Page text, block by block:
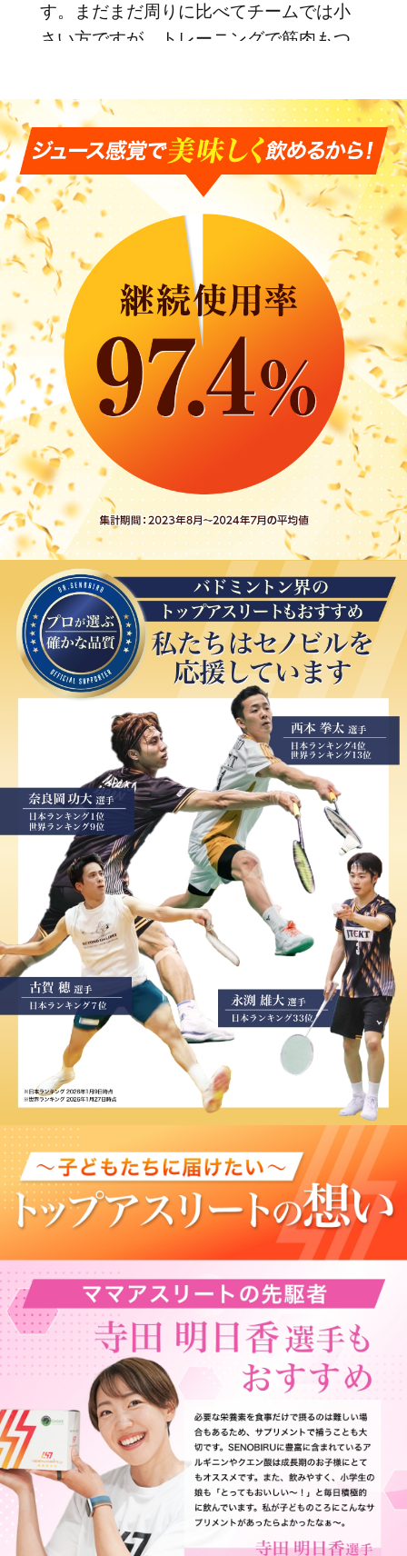
す。まだまだ周りに比べてチームでは小
さい方ですが、トレーニングで筋肉もつ
くて飲みやすく、今後も飲み続けていき
たいと思っています。
★★★★ やる気がでています
2023/08/04
Y様 中学生 継続回数6回
スポーツすることに以前よりやる気が出
て、体力もついてきました。毎日2キロ、
大会を目指して泳いでいます。パイン味
で飲みやすいといっているので言ってい
るので、引き続き成長を見守りたいと思
います。
★★★ 美味しいと飲んでいます
2023/09/12
H様 中学生 継続回数1回
飲み始めて日が浅い為、体に変化は有り
ませんが今まで継続する事が出来なかっ
た息子が美味しいと継続して飲んでいま
す。
背中を押している
2023/09/05
T様 中学生 継続回数5回
とにかく、部活動に励んでいます。セノ
ビルがその想いの背中を押しをしてくれ
ているのは確かです。